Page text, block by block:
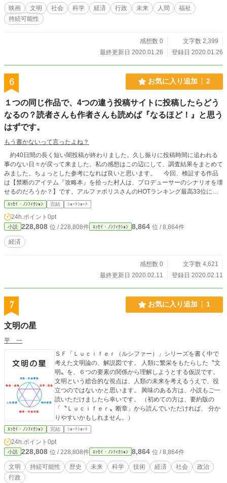
映画 文明 社会 科学 経済 行政 未来 人間
福祉
持続可能性
感想数 0
文字数 2,399
最終更新日 2020.01.26
登録日 2020.01.26
6 お気に入り追加 2
１つの同じ作品で、4つの違う投稿サイトに投稿したらどう
なるの？読者さんも作者さんも読めば『なるほど！』と思う
はずです。
もう書かないって言ったよね？
約40日間の長く短い闇投稿が終わりました。久し振りに投稿時間に追われる
事のない日々が戻って来ました。私の感想はこの辺にして、調査結果をまとめて
みました。ちょっとした参考になれば良いと思います。 今回、検証する作品
は【禁断のアイテム『攻略本』を拾った村人は、プロデューサーのシナリオを壊
せるのだろうか？】です。アルファポリスさんのHOTランキング最高33位にな
ったと思います。 『この程度の作品で？』 『最近のアルファポリスのHOTラン
キングも落ちたな。』 などなどの読者の心の声が聞こえて来ますが、発展途
上の作者にいきなり100点満点を求めようとはしないでくださいね。今やっと、
10点ぐらいの所なんですから。 今回はついでに、『アルファポリス』のスコ
アのルールやＨＯＴランキングの役割を独自の目線で説明したいと思います。で
ｴｯｾｲ・ﾉﾝﾌｨｸｼｮﾝ 完結 ｼｮｰﾄｼｮｰﾄ
24h.ポイント 0pt
小説 228,808 位 / 228,808件 ｴｯｾｲ・ﾉﾝﾌｨｸｼｮﾝ 8,864 位 / 8,864件
経済
感想数 0
文字数 4,621
最終更新日 2020.02.11
登録日 2020.02.11
7 お気に入り追加 1
文明の星
平 一
ＳＦ「Ｌｕｃｉｆｅｒ（ルシファー）」シリーズを書く中で
考えた文明論の、解説図です。 人類に繁栄をもたらした〝文
明〟を、６つの要素の関係から理解しようとする仮説です。
文明という総合的な視点は、人類の未来を考えるうえで、役
立つのではないかと思います。 興味のある方は、小説もご一
読いただけましたら幸いです。 （初めての方は、要約版の
「〝Ｌｕｃｉｆｅｒ〟断章」から読んでいただければ、 分か
りやすいかもしれません。）
ｴｯｾｲ・ﾉﾝﾌｨｸｼｮﾝ 完結 ｼｮｰﾄｼｮｰﾄ
24h.ポイント 0pt
小説 228,808 位 / 228,808件 ｴｯｾｲ・ﾉﾝﾌｨｸｼｮﾝ 8,864 位 / 8,864件
文明 持続可能性 歴史 未来 科学 技術 経済 社会
政治
行政